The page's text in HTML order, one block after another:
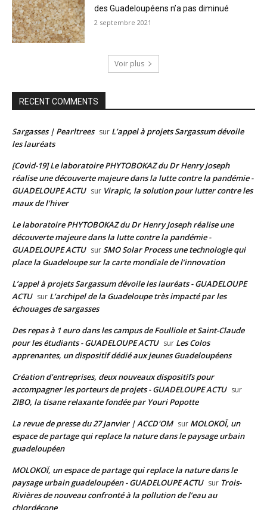
des Guadeloupéens n’a pas diminué
2 septembre 2021
Voir plus
RECENT COMMENTS
Sargasses | Pearltrees sur L’appel à projets Sargassum dévoile
les lauréats
[Covid-19] Le laboratoire PHYTOBOKAZ du Dr Henry Joseph
réalise une découverte majeure dans la lutte contre la pandémie -
GUADELOUPE ACTU sur Virapic, la solution pour lutter contre les
maux de l’hiver
Le laboratoire PHYTOBOKAZ du Dr Henry Joseph réalise une
découverte majeure dans la lutte contre la pandémie -
GUADELOUPE ACTU surSMO Solar Process une technologie qui
place la Guadeloupe sur la carte mondiale de l’innovation
L’appel à projets Sargassum dévoile les lauréats - GUADELOUPE
ACTU sur L’archipel de la Guadeloupe très impacté par les
échouages de sargasses
Des repas à 1 euro dans les campus de Foulliole et Saint-Claude
pour les étudiants - GUADELOUPE ACTU sur Les Colos
apprenantes, un dispositif dédié aux jeunes Guadeloupéens
Création d’entreprises, deux nouveaux dispositifs pour
accompagner les porteurs de projets - GUADELOUPE ACTU sur
ZIBO, la tisane relaxante fondée par Youri Popotte
La revue de presse du 27 Janvier | ACCD'OM sur MOLOKOÏ, un
espace de partage qui replace la nature dans le paysage urbain
guadeloupéen
MOLOKOÏ, un espace de partage qui replace la nature dans le
paysage urbain guadeloupéen - GUADELOUPE ACTU sur Trois-
Rivières de nouveau confronté à la pollution de l’eau au
chlordécone